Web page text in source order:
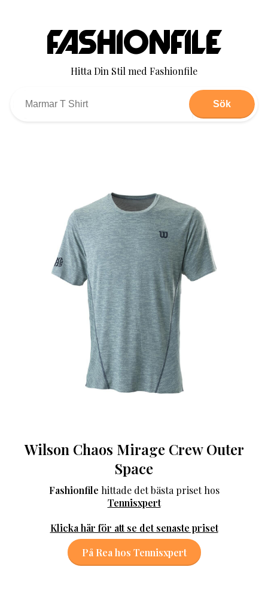
Fashionfile
Hitta Din Stil med Fashionfile
Sök
Wilson Chaos Mirage Crew Outer
Space
Fashionfile hittade det bästa priset hos
Tennisxpert
Klicka här för att se det senaste priset
På Rea hos Tennisxpert